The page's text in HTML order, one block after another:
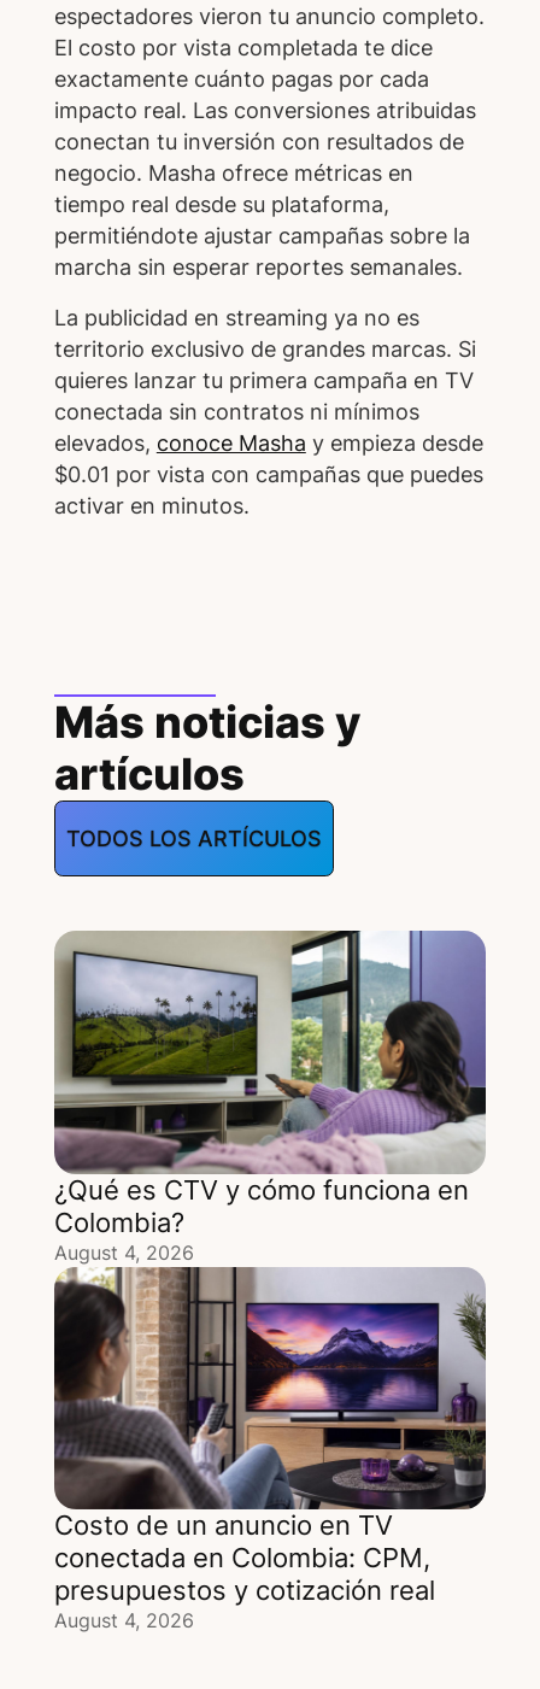
espectadores vieron tu anuncio completo.
El costo por vista completada te dice
exactamente cuánto pagas por cada
impacto real. Las conversiones atribuidas
conectan tu inversión con resultados de
negocio. Masha ofrece métricas en
tiempo real desde su plataforma,
permitiéndote ajustar campañas sobre la
marcha sin esperar reportes semanales.
La publicidad en streaming ya no es
territorio exclusivo de grandes marcas. Si
quieres lanzar tu primera campaña en TV
conectada sin contratos ni mínimos
elevados, conoce Masha y empieza desde
$0.01 por vista con campañas que puedes
activar en minutos.
Más noticias y
artículos
TODOS LOS ARTÍCULOS
¿Qué es CTV y cómo funciona en
Colombia?
August 4, 2026
Costo de un anuncio en TV
conectada en Colombia: CPM,
presupuestos y cotización real
August 4, 2026